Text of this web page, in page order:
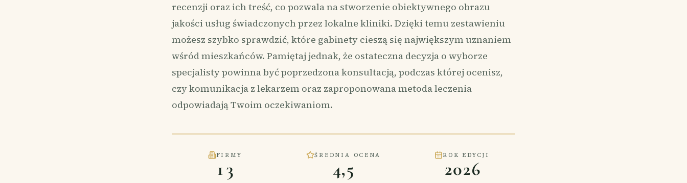
recenzji oraz ich treść, co pozwala na stworzenie obiektywnego obrazu
jakości usług świadczonych przez lokalne kliniki. Dzięki temu zestawieniu
możesz szybko sprawdzić, które gabinety cieszą się największym uznaniem
wśród mieszkańców. Pamiętaj jednak, że ostateczna decyzja o wyborze
specjalisty powinna być poprzedzona konsultacją, podczas której ocenisz,
czy komunikacja z lekarzem oraz zaproponowana metoda leczenia
odpowiadają Twoim oczekiwaniom.
FIRMY
13
ŚREDNIA OCENA
4,5
ROK EDYCJI
2026